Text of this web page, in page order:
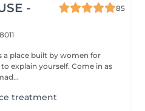
-
85
a place built by women for
explain yourself. Come in as
treatment